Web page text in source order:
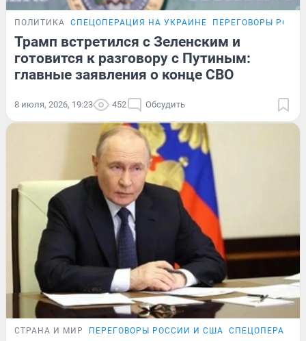
ПОЛИТИКА СПЕЦОПЕРАЦИЯ НА УКРАИНЕ ПЕРЕГОВОРЫ
Трамп встретился с Зеленским и
готовится к разговору с Путиным:
главные заявления о конце СВО
8 июля, 2026, 19:23 452 Обсудить
СТРАНА И МИР ПЕРЕГОВОРЫ РОССИИ И США